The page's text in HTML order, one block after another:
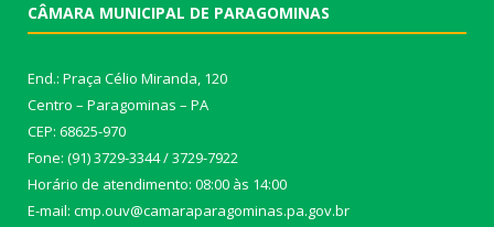
CÂMARA MUNICIPAL DE PARAGOMINAS
End.: Praça Célio Miranda, 120
Centro – Paragominas – PA
CEP: 68625-970
Fone: (91) 3729-3344 / 3729-7922
Horário de atendimento: 08:00 às 14:00
E-mail: cmp.ouv@camaraparagominas.pa.gov.br